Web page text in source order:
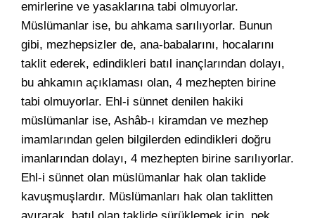
emirlerine ve yasaklarına tabi olmuyorlar.
Müslümanlar ise, bu ahkama sarılıyorlar. Bunun
gibi, mezhepsizler de, ana-babalarını, hocalarını
taklit ederek, edindikleri batıl inançlarından dolayı,
bu ahkamın açıklaması olan, 4 mezhepten birine
tabi olmuyorlar. Ehl-i sünnet denilen hakiki
müslümanlar ise, Ashâb-ı kiramdan ve mezhep
imamlarından gelen bilgilerden edindikleri doğru
imanlarından dolayı, 4 mezhepten birine sarılıyorlar.
Ehl-i sünnet olan müslümanlar hak olan taklide
kavuşmuşlardır. Müslümanları hak olan taklitten